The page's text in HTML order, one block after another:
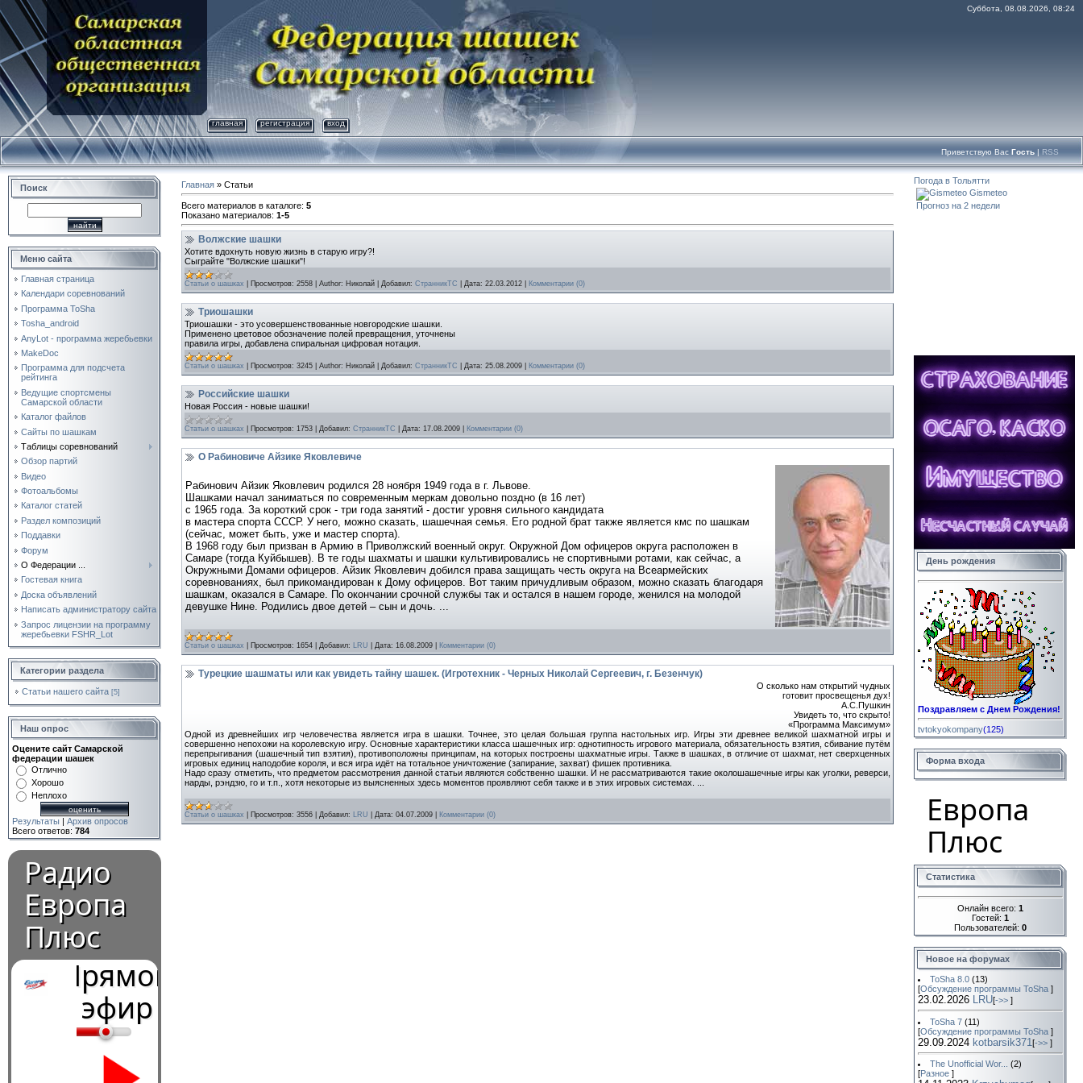
Суббота, 08.08.2026, 08:24
главная регистрация вход
Приветствую Вас Гость | RSS
Поиск
Меню сайта
Главная страница
Календари соревнований
Программа ToSha
Tosha_android
AnyLot - программа жеребьевки
MakeDoc
Программа для подсчета
рейтинга
Ведущие спортсмены
Самарской области
Каталог файлов
Сайты по шашкам
Таблицы соревнований
Обзор партий
Видео
Фотоальбомы
Каталог статей
Раздел композиций
Поддавки
Форум
О Федерации ...
Гостевая книга
Доска объявлений
Написать администратору сайта
Запрос лицензии на программу
жеребьевки FSHR_Lot
Категории раздела
Статьи нашего сайта [5]
Наш опрос
Оцените сайт Самарской
федерации шашек
Отлично
Хорошо
Неплохо
Результаты | Архив опросов
Всего ответов: 784
Радио
Европа
Плюс
Прямой
эфир
Главная » Статьи
Всего материалов в каталоге: 5
Показано материалов: 1-5
Волжские шашки
Хотите вдохнуть новую жизнь в старую игру?!
Сыграйте "Волжские шашки"!
Статьи о шашках Просмотров: 2558 Author: Николай Добавил: СтранникТС Дата: 22.03.2012 Комментарии (0)
Триошашки
Триошашки - это усовершенствованные новгородские шашки.
Применено цветовое обозначение полей превращения, уточнены
правила игры, добавлена спиральная цифровая нотация.
Статьи о шашках Просмотров: 3245 Author: Николай Добавил: СтранникТС Дата: 25.08.2009 Комментарии (0)
Российские шашки
Новая Россия - новые шашки!
Статьи о шашках Просмотров: 1753 Добавил: СтранникТС Дата: 17.08.2009 Комментарии (0)
О Рабиновиче Айзике Яковлевиче
Рабинович Айзик Яковлевич родился 28 ноября 1949 года в г. Львове.
Шашками начал заниматься по современным меркам довольно поздно (в 16 лет)
с 1965 года. За короткий срок - три года занятий - достиг уровня сильного кандидата
в мастера спорта СССР. У него, можно сказать, шашечная семья. Его родной брат также является кмс по шашкам
(сейчас, может быть, уже и мастер спорта).
В 1968 году был призван в Армию в Приволжский военный округ. Окружной Дом офицеров округа расположен в
Самаре (тогда Куйбышев). В те годы шахматы и шашки культивировались не спортивными ротами, как сейчас, а
Окружными Домами офицеров. Айзик Яковлевич добился права защищать честь округа на Всеармейских
соревнованиях, был прикомандирован к Дому офицеров. Вот таким причудливым образом, можно сказать благодаря
шашкам, оказался в Самаре. По окончании срочной службы так и остался в нашем городе, женился на молодой
девушке Нине. Родились двое детей – сын и дочь. ...
Статьи о шашках Просмотров: 1654 Добавил: LRU Дата: 16.08.2009 Комментарии (0)
Турецкие шашматы или как увидеть тайну шашек. (Игротехник - Черных Николай Сергеевич, г. Безенчук)
О сколько нам открытий чудных
готовит просвещенья дух!
А.С.Пушкин
Увидеть то, что скрыто!
«Программа Максимум»
Одной из древнейших игр человечества является игра в шашки. Точнее, это целая большая группа настольных игр. Игры эти древнее великой шахматной игры и
совершенно непохожи на королевскую игру. Основные характеристики класса шашечных игр: однотипность игрового материала, обязательность взятия, сбивание путём
перепрыгивания (шашечный тип взятия), противоположны принципам, на которых построены шахматные игры. Также в шашках, в отличие от шахмат, нет сверхценных
игровых единиц наподобие короля, и вся игра идёт на тотальное уничтожение (запирание, захват) фишек противника.
Надо сразу отметить, что предметом рассмотрения данной статьи являются собственно шашки. И не рассматриваются такие околошашечные игры как уголки, реверси,
нарды, рэндзю, го и т.п., хотя некоторые из выясненных здесь моментов проявляют себя также и в этих игровых системах. ...
Статьи о шашках Просмотров: 3556 Добавил: LRU Дата: 04.07.2009 Комментарии (0)
Погода в Тольятти
Gismeteo
Прогноз на 2 недели
День рождения
Поздравляем с Днем Рождения!
tvtokyokompany(125)
Форма входа
Европа
Плюс
Статистика
Онлайн всего: 1
Гостей: 1
Пользователей: 0
Новое на форумах
ToSha 8.0 (13)
[Обсуждение программы ToSha ]
23.02.2026 LRU[->> ]
ToSha 7 (11)
[Обсуждение программы ToSha ]
29.09.2024 kotbarsik371[->> ]
The Unofficial Wor...
(2)
[Разное ]